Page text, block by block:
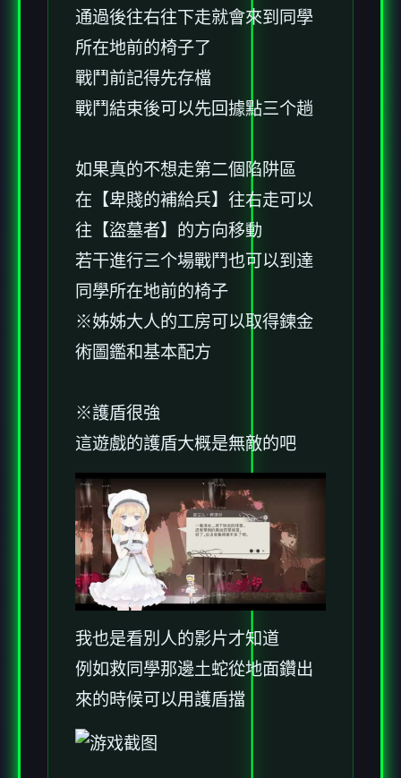
通過後往右往下走就會來到同學
所在地前的椅子了
戰鬥前記得先存檔
戰鬥結束後可以先回據點三个趟
如果真的不想走第二個陷阱區
在【卑賤的補給兵】往右走可以
往【盜墓者】的方向移動
若干進行三个場戰鬥也可以到達
同學所在地前的椅子
※姊姊大人的工房可以取得鍊金
術圖鑑和基本配方
※護盾很強
這遊戲的護盾大概是無敵的吧
我也是看別人的影片才知道
例如救同學那邊土蛇從地面鑽出
來的時候可以用護盾擋